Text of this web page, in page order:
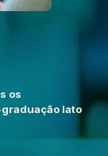
os
graduação lato